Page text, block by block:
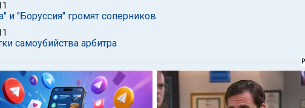
и "Боруссия" громят соперников
самоубийства арбитра